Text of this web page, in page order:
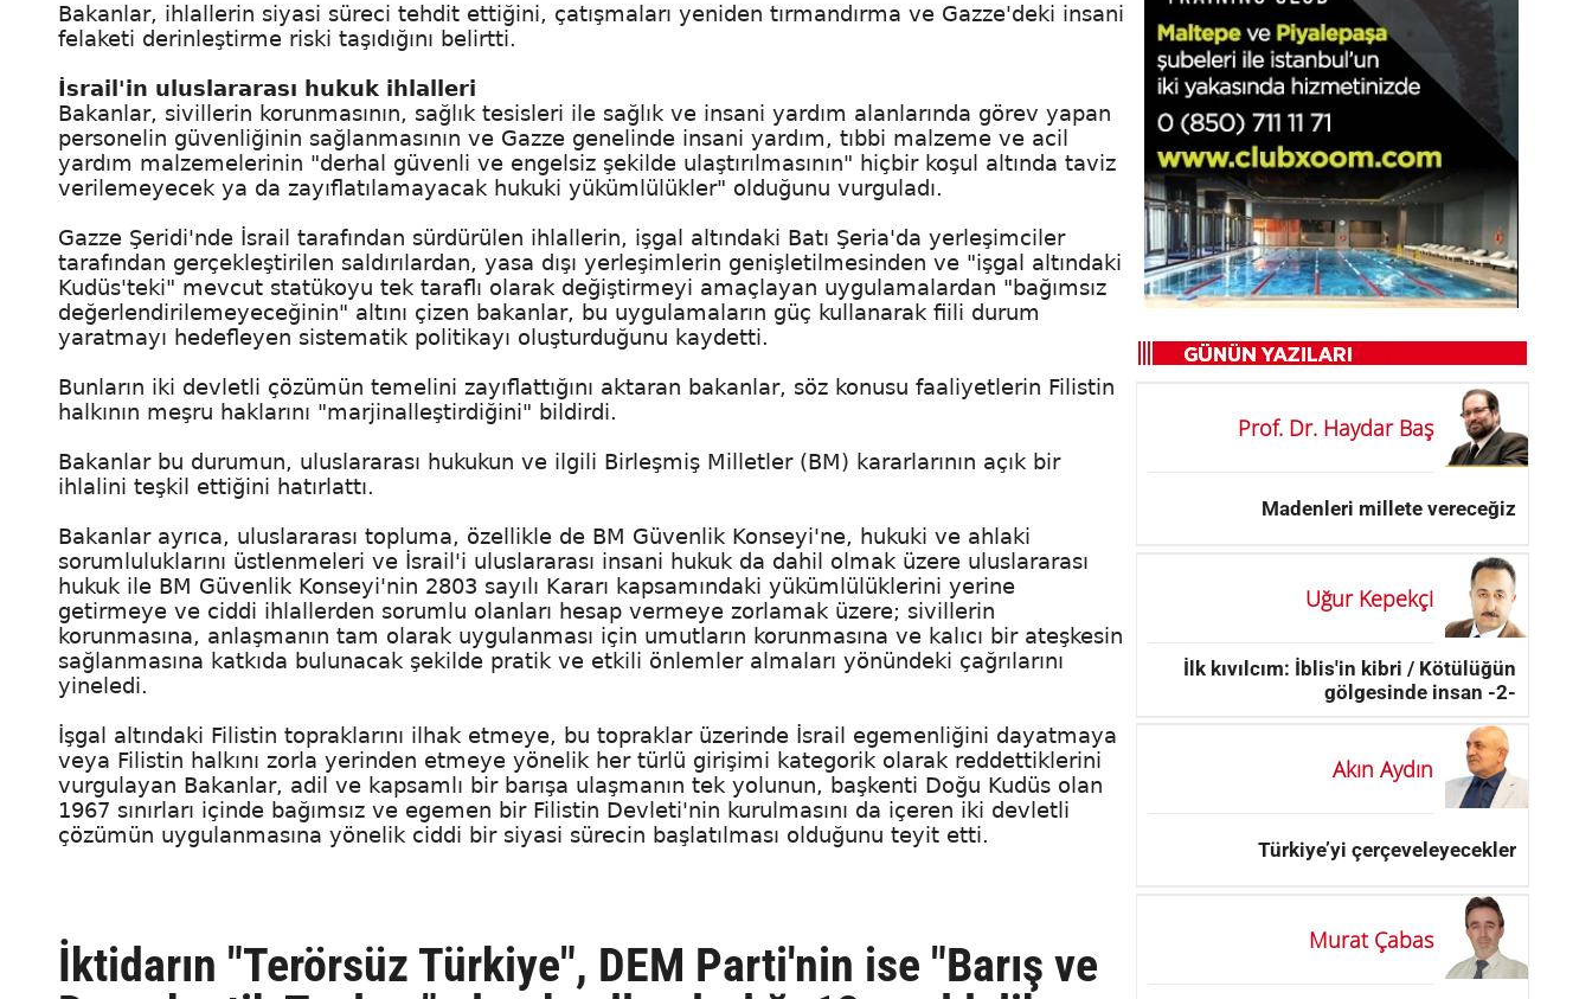
Bakanlar, ihlallerin siyasi süreci tehdit ettiğini, çatışmaları yeniden tırmandırma ve Gazze'deki insani
felaketi derinleştirme riski taşıdığını belirtti.
İsrail'in uluslararası hukuk ihlalleri
Bakanlar, sivillerin korunmasının, sağlık tesisleri ile sağlık ve insani yardım alanlarında görev yapan
personelin güvenliğinin sağlanmasının ve Gazze genelinde insani yardım, tıbbi malzeme ve acil
yardım malzemelerinin "derhal güvenli ve engelsiz şekilde ulaştırılmasının" hiçbir koşul altında taviz
verilemeyecek ya da zayıflatılamayacak hukuki yükümlülükler" olduğunu vurguladı.
Gazze Şeridi'nde İsrail tarafından sürdürülen ihlallerin, işgal altındaki Batı Şeria'da yerleşimciler
tarafından gerçekleştirilen saldırılardan, yasa dışı yerleşimlerin genişletilmesinden ve "işgal altındaki
Kudüs'teki" mevcut statükoyu tek taraflı olarak değiştirmeyi amaçlayan uygulamalardan "bağımsız
değerlendirilemeyeceğinin" altını çizen bakanlar, bu uygulamaların güç kullanarak fiili durum
yaratmayı hedefleyen sistematik politikayı oluşturduğunu kaydetti.
Bunların iki devletli çözümün temelini zayıflattığını aktaran bakanlar, söz konusu faaliyetlerin Filistin
halkının meşru haklarını "marjinalleştirdiğini" bildirdi.
Bakanlar bu durumun, uluslararası hukukun ve ilgili Birleşmiş Milletler (BM) kararlarının açık bir
ihlalini teşkil ettiğini hatırlattı.
Bakanlar ayrıca, uluslararası topluma, özellikle de BM Güvenlik Konseyi'ne, hukuki ve ahlaki
sorumluluklarını üstlenmeleri ve İsrail'i uluslararası insani hukuk da dahil olmak üzere uluslararası
hukuk ile BM Güvenlik Konseyi'nin 2803 sayılı Kararı kapsamındaki yükümlülüklerini yerine
getirmeye ve ciddi ihlallerden sorumlu olanları hesap vermeye zorlamak üzere; sivillerin
korunmasına, anlaşmanın tam olarak uygulanması için umutların korunmasına ve kalıcı bir ateşkesin
sağlanmasına katkıda bulunacak şekilde pratik ve etkili önlemler almaları yönündeki çağrılarını
yineledi.
İşgal altındaki Filistin topraklarını ilhak etmeye, bu topraklar üzerinde İsrail egemenliğini dayatmaya
veya Filistin halkını zorla yerinden etmeye yönelik her türlü girişimi kategorik olarak reddettiklerini
vurgulayan Bakanlar, adil ve kapsamlı bir barışa ulaşmanın tek yolunun, başkenti Doğu Kudüs olan
1967 sınırları içinde bağımsız ve egemen bir Filistin Devleti'nin kurulmasını da içeren iki devletli
çözümün uygulanmasına yönelik ciddi bir siyasi sürecin başlatılması olduğunu teyit etti.
İktidarın "Terörsüz Türkiye", DEM Parti'nin ise "Barış ve
Prof. Dr. Haydar Baş
Madenleri millete vereceğiz
Uğur Kepekçi
İlk kıvılcım: İblis'in kibri / Kötülüğün
gölgesinde insan -2-
Akın Aydın
Türkiye’yi çerçeveleyecekler
Murat Çabas